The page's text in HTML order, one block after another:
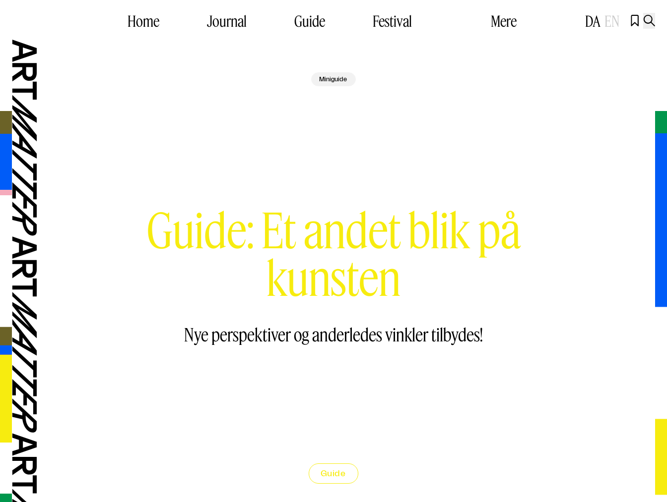
Home Journal Guide Festival Mere DA EN  
Miniguide
Guide: Et andet blik på
kunsten
Nye perspektiver og anderledes vinkler tilbydes!
Guide